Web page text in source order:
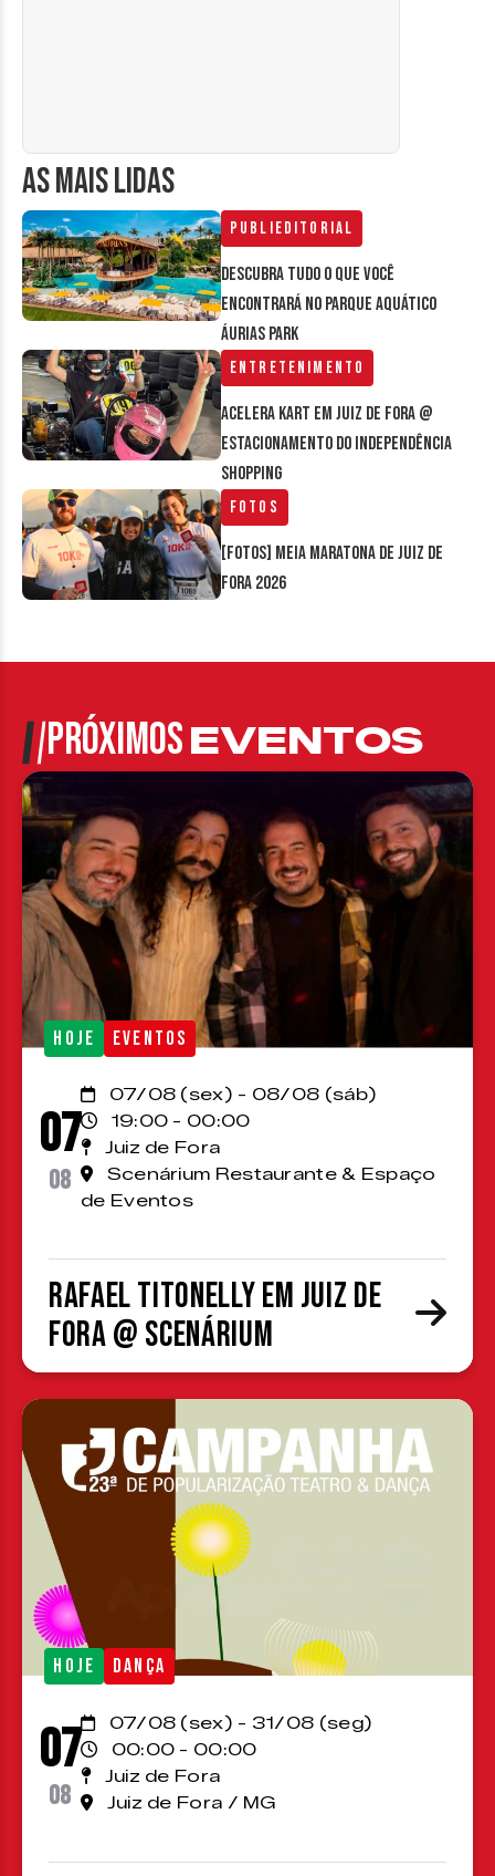
AS MAIS LIDAS
Publieditorial
Descubra tudo o que você
encontrará no parque aquático
Áurias Park
Entretenimento
Acelera Kart em Juiz de Fora @
estacionamento do Independência
Shopping
Fotos
[FOTOS] Meia Maratona de Juiz de
Fora 2026
PRÓXIMOSEVENTOS
HOJE EVENTOS
07
08
07/08 (sex) - 08/08 (sáb)
19:00 - 00:00
Juiz de Fora
Scenárium Restaurante & Espaço
de Eventos
Rafael Titonelly em Juiz de
Fora @ Scenárium
HOJE DANÇA
07
08
07/08 (sex) - 31/08 (seg)
00:00 - 00:00
Juiz de Fora
Juiz de Fora / MG